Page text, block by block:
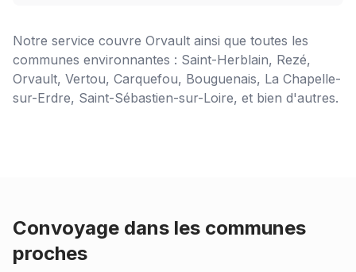
Notre service couvre Orvault ainsi que toutes les
communes environnantes : Saint-Herblain, Rezé,
Orvault, Vertou, Carquefou, Bouguenais, La Chapelle-
sur-Erdre, Saint-Sébastien-sur-Loire, et bien d'autres.
Convoyage dans les communes
proches